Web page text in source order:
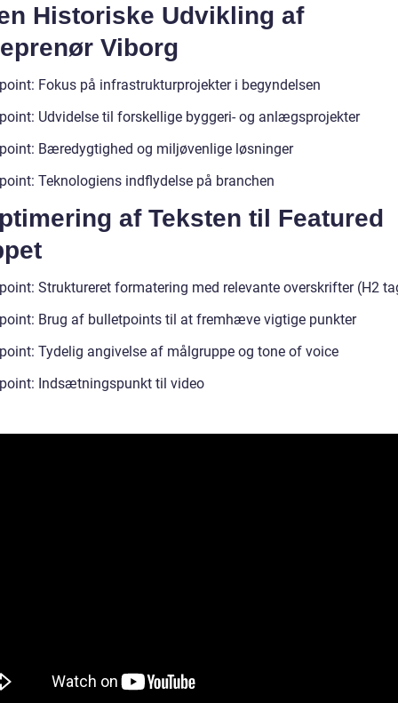
Historiske Udvikling af
Viborg
Fokus på infrastrukturprojekter i begyndelsen
Udvidelse til forskellige byggeri- og anlægsprojekter
Bæredygtighed og miljøvenlige løsninger
Teknologiens indflydelse på branchen
af Teksten til Featured
Struktureret formatering med relevante overskrifter (H2
Brug af bulletpoints til at fremhæve vigtige punkter
Tydelig angivelse af målgruppe og tone of voice
Indsætningspunkt til video